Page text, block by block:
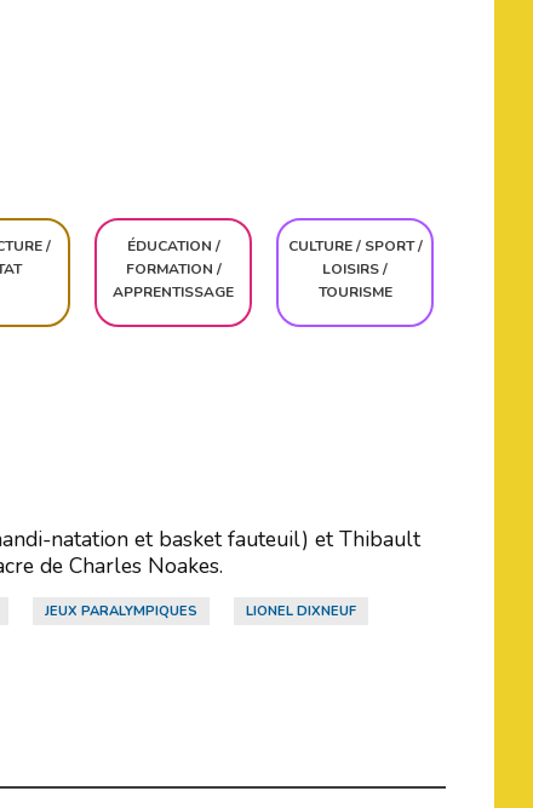
/
ÉDUCATION /
FORMATION /
APPRENTISSAGE
CULTURE / SPORT /
LOISIRS /
TOURISME
natation et basket fauteuil) et Thibault
de Charles Noakes.
JEUX PARALYMPIQUES LIONEL DIXNEUF